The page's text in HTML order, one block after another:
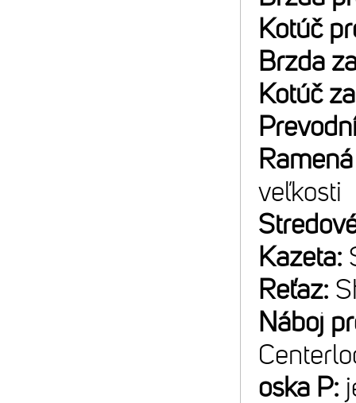
Kotúč
Brzda
Kotúč
veľkosti
Kazeta:
Reťaz:
Náboj
oska P: